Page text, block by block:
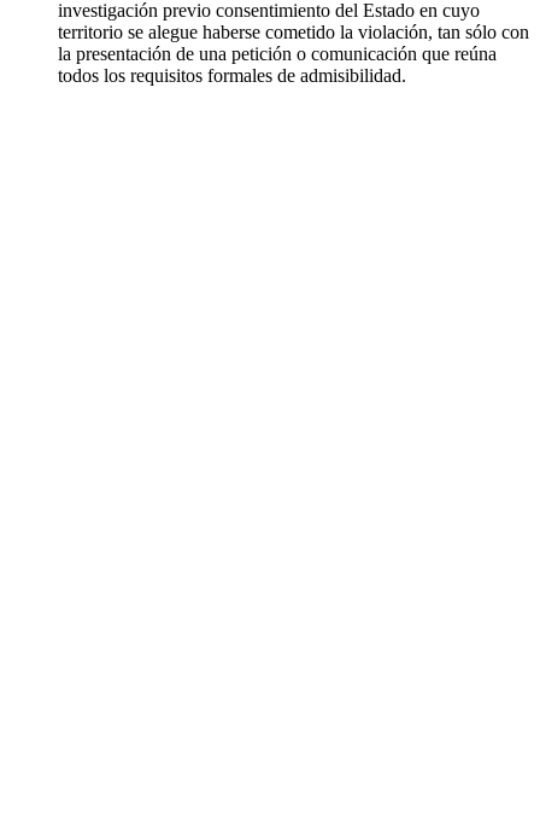
investigación previo consentimiento del Estado en cuyo
territorio se alegue haberse cometido la violación, tan sólo con
la presentación de una petición o comunicación que reúna
todos los requisitos formales de admisibilidad.